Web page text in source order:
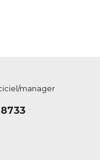
manager